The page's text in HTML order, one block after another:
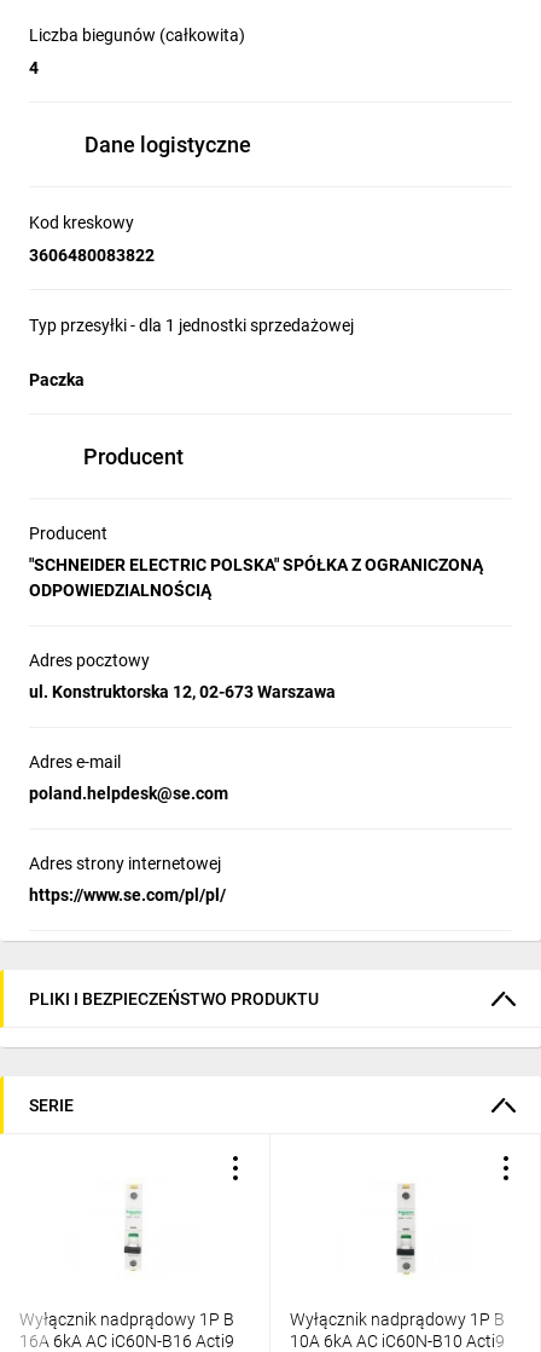
Liczba biegunów (całkowita)
4
Dane logistyczne
Kod kreskowy
3606480083822
Typ przesyłki - dla 1 jednostki sprzedażowej
Paczka
Producent
Producent
"SCHNEIDER ELECTRIC POLSKA" SPÓŁKA Z OGRANICZONĄ
ODPOWIEDZIALNOŚCIĄ
Adres pocztowy
ul. Konstruktorska 12, 02-673 Warszawa
Adres e-mail
poland.helpdesk@se.com
Adres strony internetowej
https://www.se.com/pl/pl/
PLIKI I BEZPIECZEŃSTWO PRODUKTU
SERIE
Wyłącznik nadprądowy 1P B
16A 6kA AC iC60N-B16 Acti9
Wyłącznik nadprądowy 1P B
10A 6kA AC iC60N-B10 Acti9